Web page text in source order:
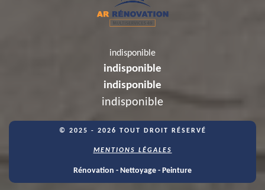
indisponible
indisponible
indisponible
indisponible
© 2025 - 2026 TOUT DROIT RÉSERVÉ
MENTIONS LÉGALES
Rénovation - Nettoyage - Peinture